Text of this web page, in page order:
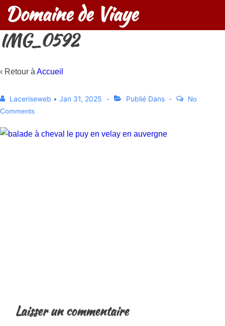
Domaine de Viaye
IMG_0592
‹ Retour à Accueil
Laceriseweb • Jan 31, 2025 Publié Dans
No
Comments
Laisser un commentaire